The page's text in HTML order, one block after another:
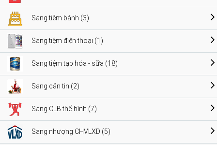
Sang tiệm bánh (3)
Sang tiệm điện thoại (1)
Sang tiệm tạp hóa - sữa (18)
Sang căn tin (2)
Sang CLB thể hình (7)
Sang nhượng CHVLXD (5)